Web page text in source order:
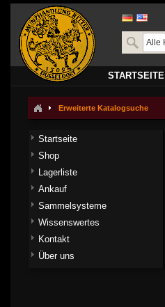
STARTSEITE
Erweiterte Katalogsuche
Startseite
Shop
Lagerliste
Ankauf
Sammelsysteme
Wissenswertes
Kontakt
Über uns